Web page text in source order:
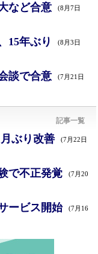
など合意 (8月7日
15年ぶり (8月3日
談で合意 (7月21日
記事一覧
ぶり改善 (7月22日
で不正発覚
(7月20
ービス開始
(7月16